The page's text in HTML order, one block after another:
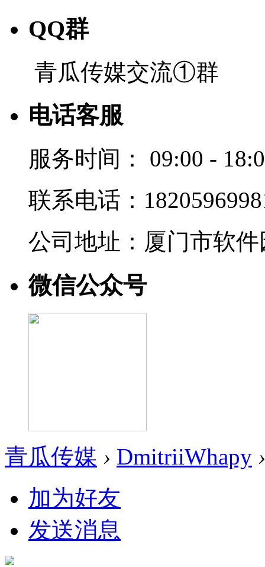
QQ群
青瓜传媒交流①群
电话客服
服务时间：
09:00 -
联系电话：
公司地址：厦门市软
微信公众号
青瓜传媒 › DmitriiWhapy ›
加为好友
发送消息